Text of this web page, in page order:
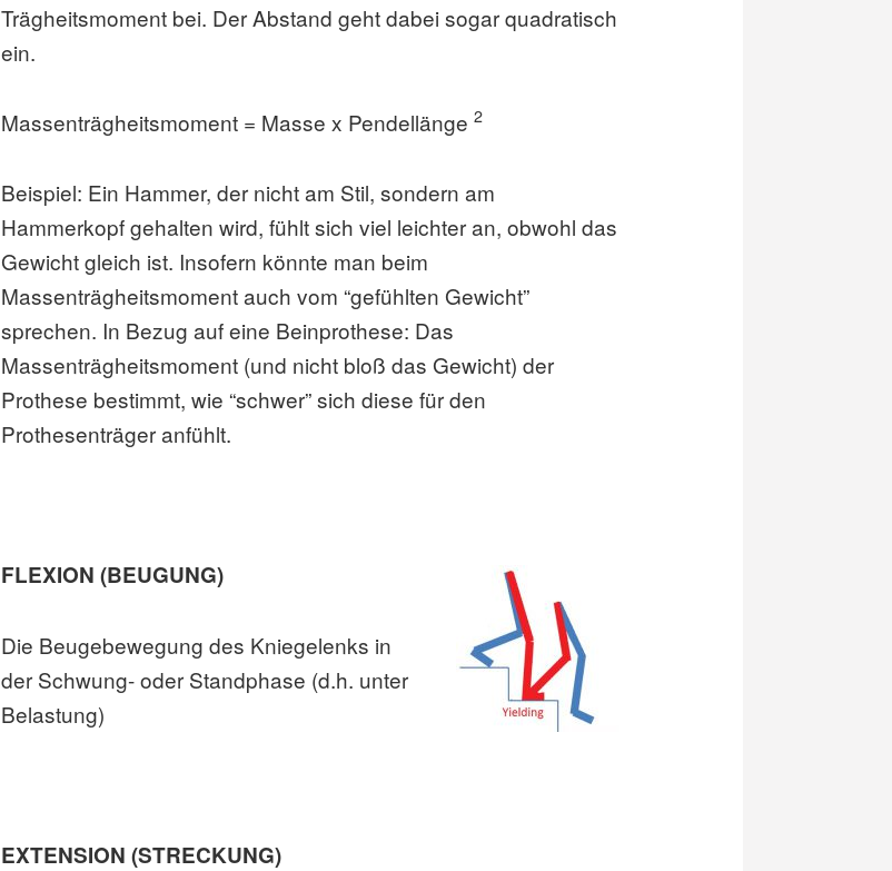
Trägheitsmoment bei. Der Abstand geht dabei sogar quadratisch
ein.
Massenträgheitsmoment = Masse x Pendellänge 2
Beispiel: Ein Hammer, der nicht am Stil, sondern am
Hammerkopf gehalten wird, fühlt sich viel leichter an, obwohl das
Gewicht gleich ist. Insofern könnte man beim
Massenträgheitsmoment auch vom “gefühlten Gewicht”
sprechen. In Bezug auf eine Beinprothese: Das
Massenträgheitsmoment (und nicht bloß das Gewicht) der
Prothese bestimmt, wie “schwer” sich diese für den
Prothesenträger anfühlt.
FLEXION (BEUGUNG)
Die Beugebewegung des Kniegelenks in
der Schwung- oder Standphase (d.h. unter
Belastung)
EXTENSION (STRECKUNG)